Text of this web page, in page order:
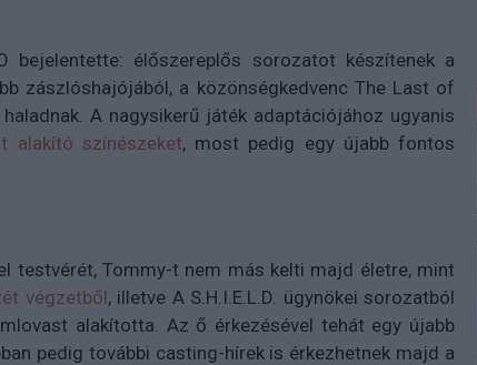
élőszereplős sorozatot készítenek a
zászlóshajójából, a közönségkedvenc The Last of
A nagysikerű játék adaptációjához ugyanis
alakító színészeket, most pedig egy újabb fontos
testvérét, Tommy-t nem más kelti majd életre, mint
végzetből, illetve A S.H.I.E.L.D. ügynökei sorozatból
alakította. Az ő érkezésével tehát egy újabb
pedig további casting-hírek is érkezhetnek majd a